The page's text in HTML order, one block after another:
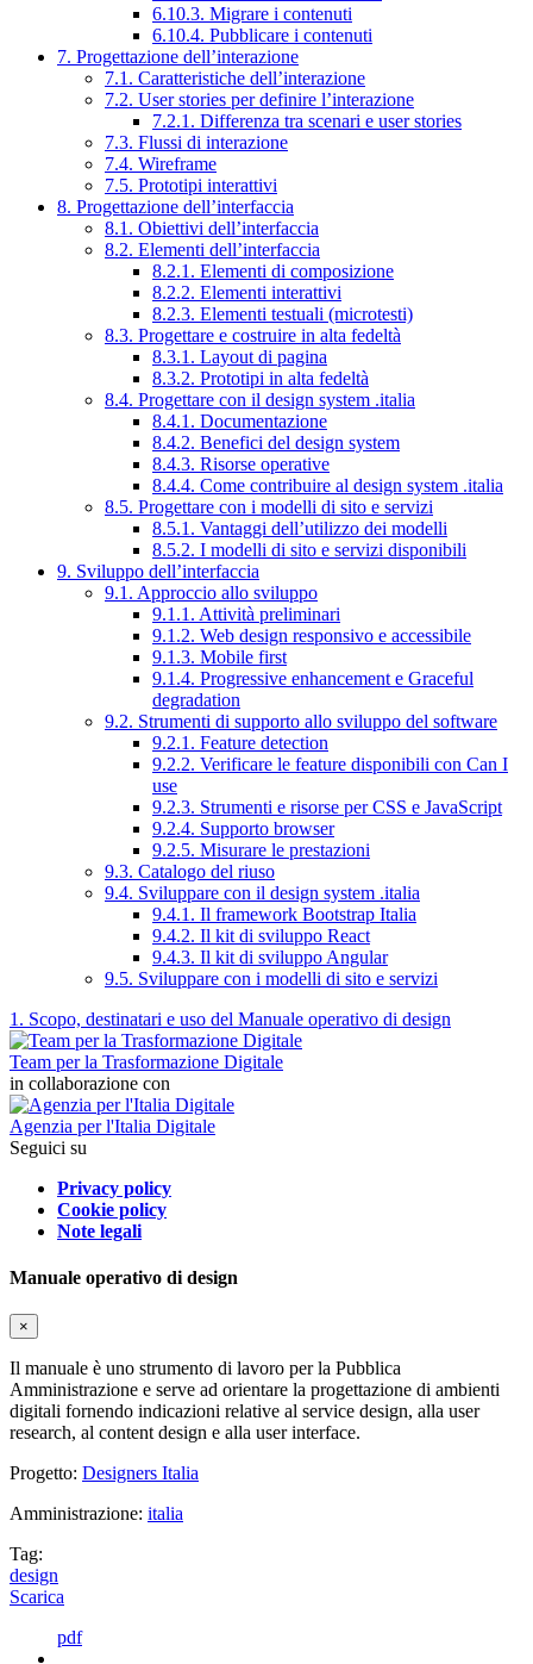
6.10.3. Migrare i contenuti
6.10.4. Pubblicare i contenuti
7. Progettazione dell’interazione
7.1. Caratteristiche dell’interazione
7.2. User stories per definire l’interazione
7.2.1. Differenza tra scenari e user stories
7.3. Flussi di interazione
7.4. Wireframe
7.5. Prototipi interattivi
8. Progettazione dell’interfaccia
8.1. Obiettivi dell’interfaccia
8.2. Elementi dell’interfaccia
8.2.1. Elementi di composizione
8.2.2. Elementi interattivi
8.2.3. Elementi testuali (microtesti)
8.3. Progettare e costruire in alta fedeltà
8.3.1. Layout di pagina
8.3.2. Prototipi in alta fedeltà
8.4. Progettare con il design system .italia
8.4.1. Documentazione
8.4.2. Benefici del design system
8.4.3. Risorse operative
8.4.4. Come contribuire al design system .italia
8.5. Progettare con i modelli di sito e servizi
8.5.1. Vantaggi dell’utilizzo dei modelli
8.5.2. I modelli di sito e servizi disponibili
9. Sviluppo dell’interfaccia
9.1. Approccio allo sviluppo
9.1.1. Attività preliminari
9.1.2. Web design responsivo e accessibile
9.1.3. Mobile first
9.1.4. Progressive enhancement e Graceful
degradation
9.2. Strumenti di supporto allo sviluppo del software
9.2.1. Feature detection
9.2.2. Verificare le feature disponibili con Can I
use
9.2.3. Strumenti e risorse per CSS e JavaScript
9.2.4. Supporto browser
9.2.5. Misurare le prestazioni
9.3. Catalogo del riuso
9.4. Sviluppare con il design system .italia
9.4.1. Il framework Bootstrap Italia
9.4.2. Il kit di sviluppo React
9.4.3. Il kit di sviluppo Angular
9.5. Sviluppare con i modelli di sito e servizi
1. Scopo, destinatari e uso del Manuale operativo di design
Team per la Trasformazione Digitale
in collaborazione con
Agenzia per l'Italia Digitale
Seguici su
Privacy policy
Cookie policy
Note legali
Manuale operativo di design
×
Il manuale è uno strumento di lavoro per la Pubblica
Amministrazione e serve ad orientare la progettazione di ambienti
digitali fornendo indicazioni relative al service design, alla user
research, al content design e alla user interface.
Progetto: Designers Italia
Amministrazione: italia
Tag:
design
Scarica
pdf